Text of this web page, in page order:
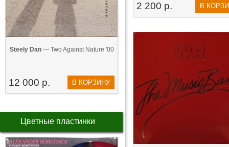
Steely Dan— Two Against Nature '00
12 000 р. В КОРЗИНУ
Цветные пластинки
2 200 р. В